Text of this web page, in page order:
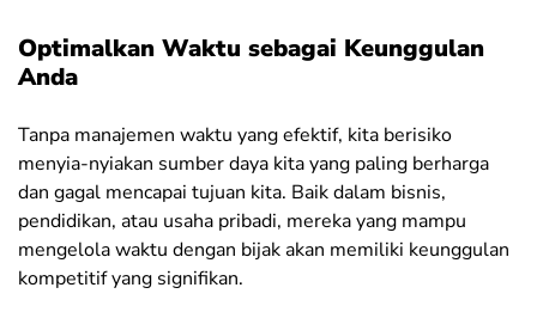
Optimalkan Waktu sebagai Keunggulan
Anda
Tanpa manajemen waktu yang efektif, kita berisiko
menyia-nyiakan sumber daya kita yang paling berharga
dan gagal mencapai tujuan kita. Baik dalam bisnis,
pendidikan, atau usaha pribadi, mereka yang mampu
mengelola waktu dengan bijak akan memiliki keunggulan
kompetitif yang signifikan.